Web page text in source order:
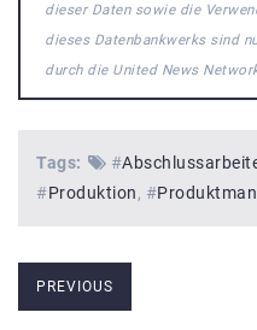
dieser Daten sowie die
dieses Datenbankwerks sind
durch die United News
Tags: #
#Produktion #
PREVIOUS